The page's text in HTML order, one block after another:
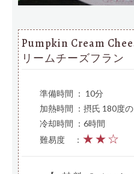
Pumpkin Cream
リームチーズフラン
準備時間 ： 10分
加熱時間 ：摂氏 180度
冷却時間 ：6時間
難易度
： ★★☆